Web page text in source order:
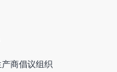
商倡议组织